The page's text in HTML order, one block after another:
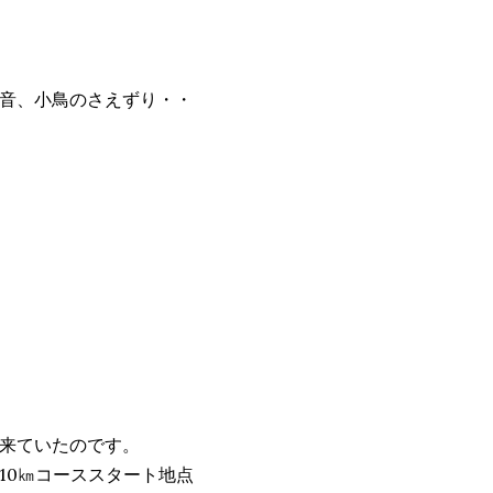
音、小鳥のさえずり・・
ていたのです。
㎞コーススタート地点